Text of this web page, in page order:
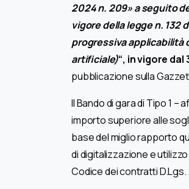
2024 n. 209» a seguito
vigore della legge n. 132
progressiva applicabilità
artificiale)“, in vigore dal
pubblicazione sulla
Il Bando di gara di Tipo 1
importo superiore alle
base del miglio rapporto
di digitalizzazione e
Codice dei contratti